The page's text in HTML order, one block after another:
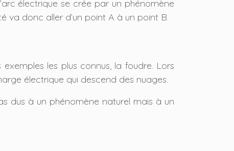
électrique se crée par un phénomène
va donc aller d’un point A à un point B.
les plus connus, la foudre. Lors
électrique qui descend des nuages.
dus à un phénomène naturel mais à un